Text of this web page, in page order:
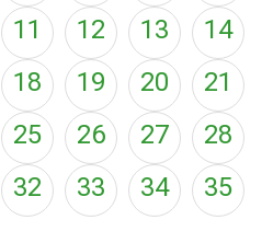
11 12 13
14
18 19 20
21
25 26 27
28
32 33 34 35